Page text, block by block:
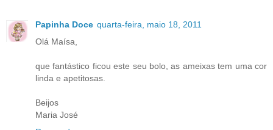
Papinha Doce quarta-feira, maio 18, 2011
Olá Maísa,
que fantástico ficou este seu bolo, as ameixas tem uma cor
linda e apetitosas.
Beijos
Maria José